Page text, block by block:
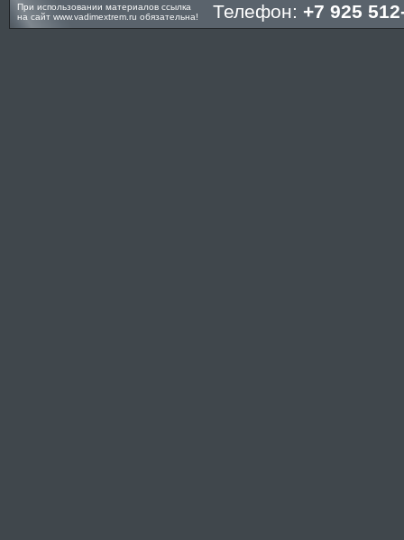
При использовании материалов ссылка
на сайт www.vadimextrem.ru обязательна! Телефон: +7 925